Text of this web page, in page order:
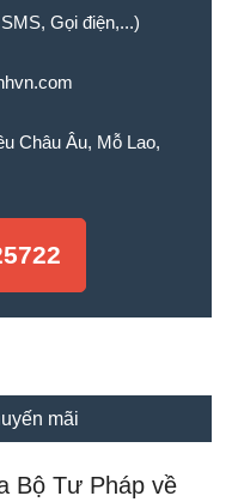
Gọi điện,...)
Châu Âu, Mỗ Lao,
mãi
Bộ Tư Pháp về